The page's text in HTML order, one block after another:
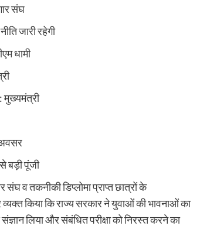
संघ
जारी रहेगी
धामी
मुख्यमंत्री
अवसर
बड़ी पूंजी
व तकनीकी डिप्लोमा प्राप्त छात्रों के
किया कि राज्य सरकार ने युवाओं की भावनाओं का
लिया और संबंधित परीक्षा को निरस्त करने का